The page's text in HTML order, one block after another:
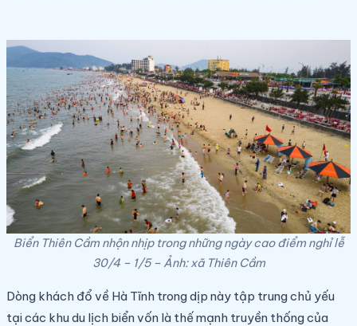
Biển Thiên Cầm nhộn nhịp trong những ngày cao điểm nghỉ lễ
30/4 – 1/5 – Ảnh: xã Thiên Cầm
Dòng khách đổ về Hà Tĩnh trong dịp này tập trung chủ yếu
tại các khu du lịch biển vốn là thế mạnh truyền thống của